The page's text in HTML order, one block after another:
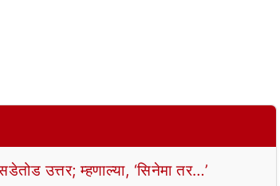
उत्तर; म्हणाल्या, ‘सिनेमा तर…’